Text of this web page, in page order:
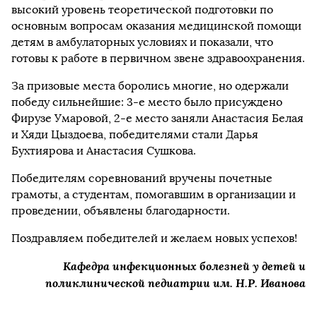
высокий уровень теоретической подготовки по
основным вопросам оказания медицинской помощи
детям в амбулаторных условиях и показали, что
готовы к работе в первичном звене здравоохранения.
За призовые места боролись многие, но одержали
победу сильнейшие: 3-е место было присуждено
Фирузе Умаровой, 2-е место заняли Анастасия Белая
и Хяди Цыздоева, победителями стали Дарья
Бухтиярова и Анастасия Сушкова.
Победителям соревнований вручены почетные
грамоты, а студентам, помогавшим в организации и
проведении, объявлены благодарности.
Поздравляем победителей и желаем новых успехов!
Кафедра инфекционных болезней у детей и
поликлинической педиатрии им. Н.Р. Иванова